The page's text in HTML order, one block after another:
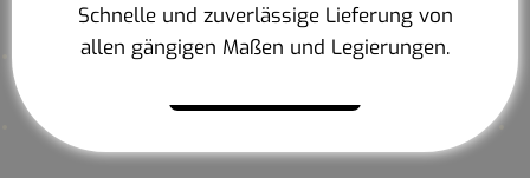
Schnelle und zuverlässige Lieferung von
allen gängigen Maßen und Legierungen.